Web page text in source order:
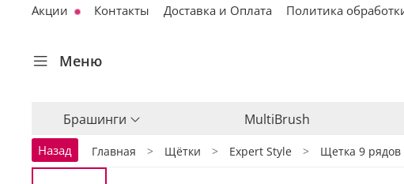
Акции Контакты Доставка и Оплата Политика
Меню
Брашинги MultiBrush
Назад Главная Щётки Expert Style
Щетка 9 рядов